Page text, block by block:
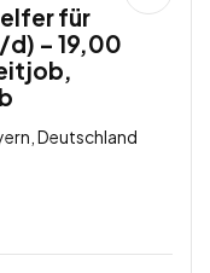
für
– 19,00
Deutschland